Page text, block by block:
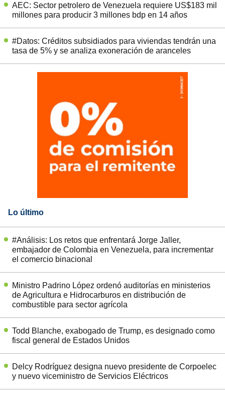
AEC: Sector petrolero de Venezuela requiere US$183 mil
millones para producir 3 millones bdp en 14 años
#Datos: Créditos subsidiados para viviendas tendrán una
tasa de 5% y se analiza exoneración de aranceles
Lo último
#Análisis: Los retos que enfrentará Jorge Jaller,
embajador de Colombia en Venezuela, para incrementar
el comercio binacional
Ministro Padrino López ordenó auditorías en ministerios
de Agricultura e Hidrocarburos en distribución de
combustible para sector agrícola
Todd Blanche, exabogado de Trump, es designado como
fiscal general de Estados Unidos
Delcy Rodríguez designa nuevo presidente de Corpoelec
y nuevo viceministro de Servicios Eléctricos